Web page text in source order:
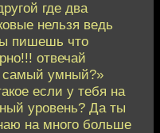
где два
нельзя ведь
пишешь что
отвечай
самый умный?»
если у тебя на
уровень? Да ты
на много больше